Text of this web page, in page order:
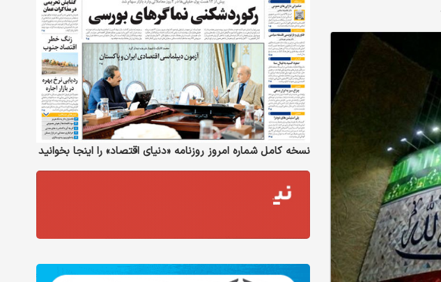
نسخه کامل شماره امروز روزنامه «دنیای‌ اقتصاد» را اینجا بخوانید